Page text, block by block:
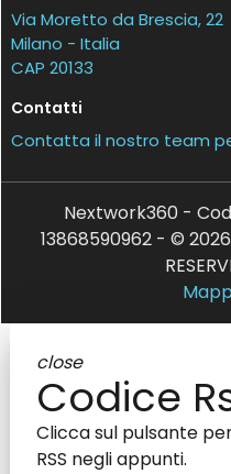
Via Moretto da Brescia, 22
Milano - Italia
CAP 20133
Contatti
Contatta il nostro team
Nextwork360 -
13868590962 - ©
close
Codice
Clicca sul pulsante
RSS negli appunti.